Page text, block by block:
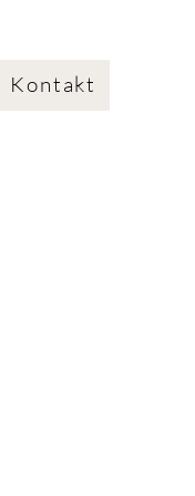
Kontakt